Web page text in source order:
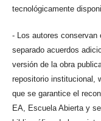
tecnológicamente
- Los autores conservan
separado acuerdos
versión de la obra
repositorio institucional,
que se garantice el
EA, Escuela Abierta y